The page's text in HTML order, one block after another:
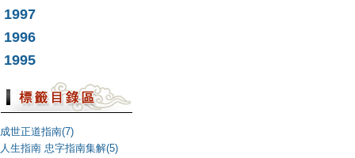
1997
1996
1995
成世正道指南(7)
人生指南 忠字指南集解(5)